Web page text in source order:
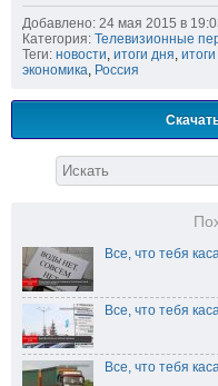
Добавлено: 24 мая 2015 в
Категория: Телевизионные
Теги: новости, итоги дня,
экономика, Россия
Все, что тебя
Все, что тебя
Все, что тебя